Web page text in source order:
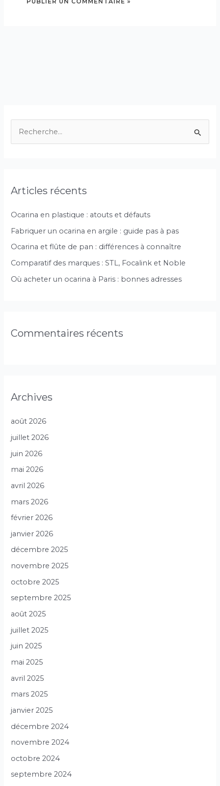
e
c
h
e
r
Articles récents
Ocarina en plastique : atouts et défauts
Fabriquer un ocarina en argile : guide pas à pas
Ocarina et flûte de pan : différences à connaître
Comparatif des marques : STL, Focalink et Noble
Où acheter un ocarina à Paris : bonnes adresses
Commentaires récents
Archives
août 2026
juillet 2026
juin 2026
mai 2026
avril 2026
mars 2026
février 2026
janvier 2026
décembre 2025
novembre 2025
octobre 2025
septembre 2025
août 2025
juillet 2025
juin 2025
mai 2025
avril 2025
mars 2025
janvier 2025
décembre 2024
novembre 2024
octobre 2024
septembre 2024